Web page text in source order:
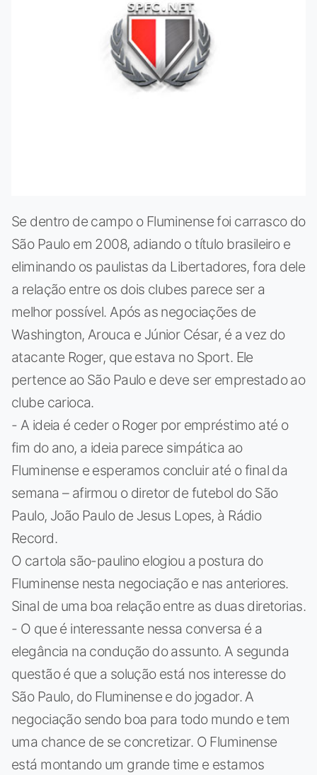
Se dentro de campo o Fluminense foi carrasco do
São Paulo em 2008, adiando o título brasileiro e
eliminando os paulistas da Libertadores, fora dele
a relação entre os dois clubes parece ser a
melhor possível. Após as negociações de
Washington, Arouca e Júnior César, é a vez do
atacante Roger, que estava no Sport. Ele
pertence ao São Paulo e deve ser emprestado ao
clube carioca.
- A ideia é ceder o Roger por empréstimo até o
fim do ano, a ideia parece simpática ao
Fluminense e esperamos concluir até o final da
semana – afirmou o diretor de futebol do São
Paulo, João Paulo de Jesus Lopes, à Rádio
Record.
O cartola são-paulino elogiou a postura do
Fluminense nesta negociação e nas anteriores.
Sinal de uma boa relação entre as duas diretorias.
- O que é interessante nessa conversa é a
elegância na condução do assunto. A segunda
questão é que a solução está nos interesse do
São Paulo, do Fluminense e do jogador. A
negociação sendo boa para todo mundo e tem
uma chance de se concretizar. O Fluminense
está montando um grande time e estamos